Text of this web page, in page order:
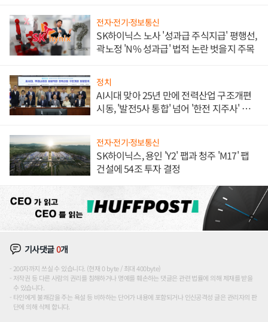
전자·전기·정보통신
SK하이닉스 노사 '성과급 주식지급' 평행선,
곽노정 'N% 성과급' 법적 논란 벗을지 주목
정치
AI시대 맞아 25년 만에 전력산업 구조개편
시동, '발전5사 통합' 넘어 '한전 지주사' 재편
전자·전기·정보통신
SK하이닉스, 용인 'Y2' 팹과 청주 'M17' 팹
건설에 54조 투자 결정
기사댓글0개
200자까지 쓰실 수 있습니다. (현재 0 byte / 최대 400byte)
저작권 등 다른 사람의 권리를 침해하거나 명예를 훼손하는 댓글은 관련 법률에 의해 제재를 받을
수 있습니다.
타인에게 불쾌감을 주는 욕설 등 비하하는 단어가 내용에 포함되거나 인신공격성 글은 관리자의 판
단에 의해 삭제 합니다.